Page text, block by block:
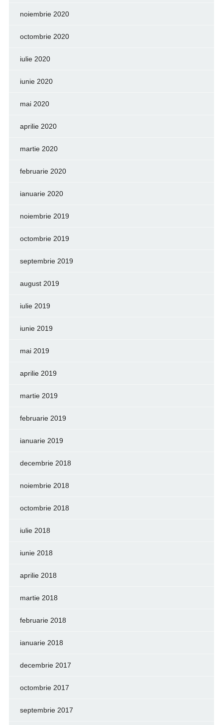
noiembrie 2020
octombrie 2020
iulie 2020
iunie 2020
mai 2020
aprilie 2020
martie 2020
februarie 2020
ianuarie 2020
noiembrie 2019
octombrie 2019
septembrie 2019
august 2019
iulie 2019
iunie 2019
mai 2019
aprilie 2019
martie 2019
februarie 2019
ianuarie 2019
decembrie 2018
noiembrie 2018
octombrie 2018
iulie 2018
iunie 2018
aprilie 2018
martie 2018
februarie 2018
ianuarie 2018
decembrie 2017
octombrie 2017
septembrie 2017